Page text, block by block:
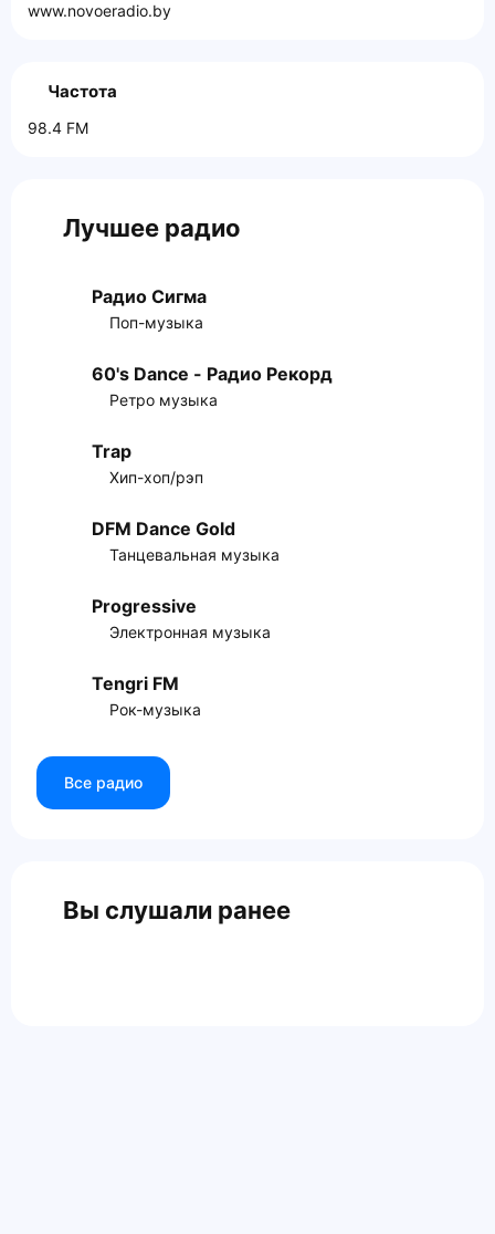
www.novoeradio.by
Частота
98.4 FM
Лучшее радио
Радио Сигма
Поп-музыка
60's Dance - Радио Рекорд
Ретро музыка
Trap
Хип-хоп/рэп
DFM Dance Gold
Танцевальная музыка
Progressive
Электронная музыка
Tengri FM
Рок-музыка
Все радио
Вы слушали ранее